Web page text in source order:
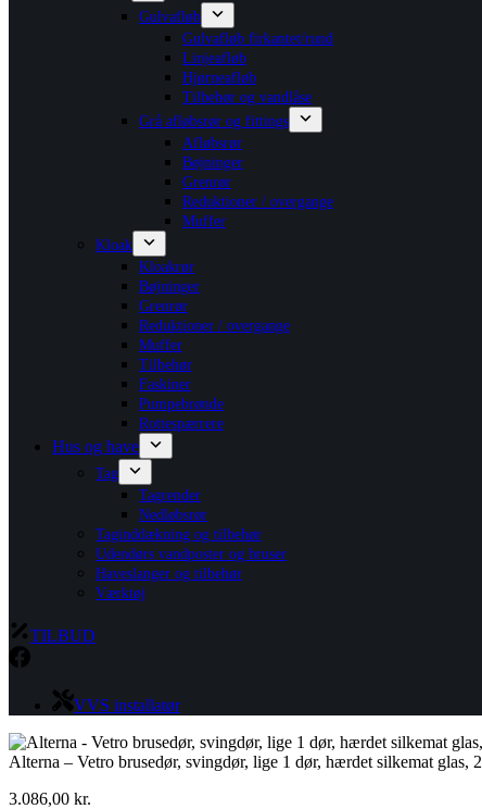
Gulvafløb
Gulvafløb firkantet/rund
Linjeafløb
Hjørneafløb
Tilbehør og vandlåse
Grå afløbsrør og fittings
Afløbsrør
Bøjninger
Grenrør
Reduktioner / overgange
Muffer
Kloak
Kloakrør
Bøjninger
Grenrør
Reduktioner / overgange
Muffer
Tilbehør
Faskiner
Pumpebrønde
Rottespærrere
Hus og have
Tag
Tagrender
Nedløbsrør
Taginddækning og tilbehør
Udendørs vandposter og bruser
Haveslanger og tilbehør
Værktøj
TILBUD
VVS installatør
Alterna – Vetro brusedør, svingdør, lige 1 dør, hærdet silkemat glas,
3.086,00 kr.